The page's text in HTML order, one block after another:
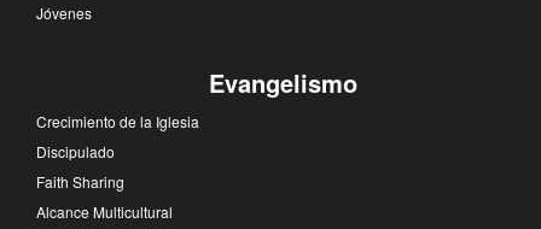
Jóvenes
Evangelismo
Crecimiento de la Iglesia
Discipulado
Faith Sharing
Alcance Multicultural